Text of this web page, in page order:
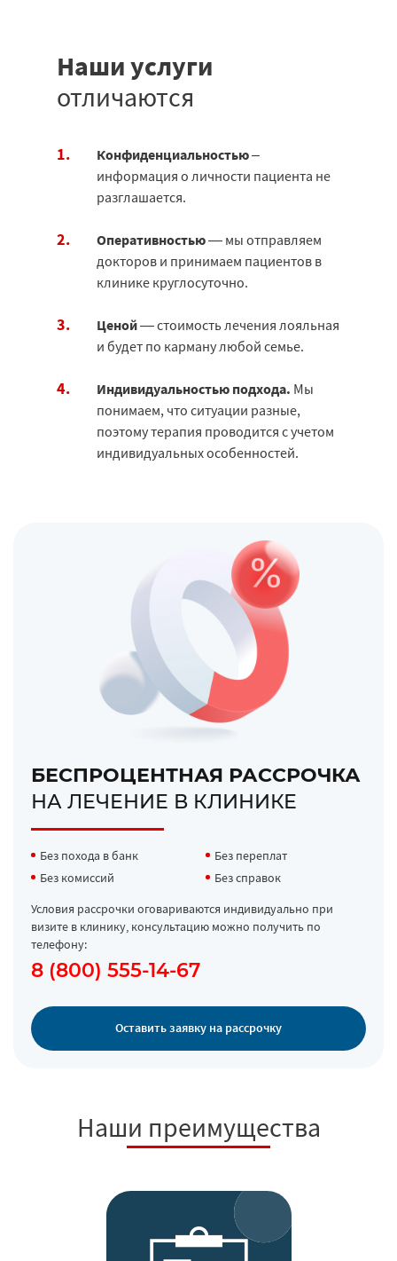
Наши услуги
отличаются
Конфиденциальностью–
информация о личности пациента не
разглашается.
Оперативностью— мы отправляем
докторов и принимаем пациентов в
клинике круглосуточно.
Ценой— стоимость лечения лояльная
и будет по карману любой семье.
Индивидуальностью подхода. Мы
понимаем, что ситуации разные,
поэтому терапия проводится с учетом
индивидуальных особенностей.
БЕСПРОЦЕНТНАЯ РАССРОЧКА
НА ЛЕЧЕНИЕ В КЛИНИКЕ
Без похода в банк
Без переплат
Без комиссий
Без справок
Условия рассрочки оговариваются индивидуально при
визите в клинику, консультацию можно получить по
телефону:
8 (800) 555-14-67
Оставить заявку на рассрочку
Наши преимущества